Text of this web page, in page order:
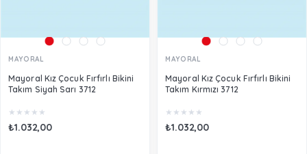
MAYORAL
Mayoral Kız Çocuk Fırfırlı Bikini
Takım Siyah Sarı 3712
★ ★ ★ ★ ★
₺1.032,00
MAYORAL
Mayoral Kız Çocuk Fırfırlı Bikini
Takım Kırmızı 3712
★ ★ ★ ★ ★
₺1.032,00